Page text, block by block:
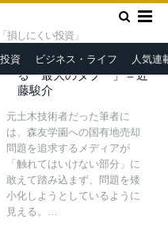
損しにくい投資」
資 ビジネス・ライフ 人気連
安倍政権の命取りに？森
友学園小学校の地下に眠
る「最大のタブー」＝近
藤駿介
元土木技術者だった筆者に
は、森友学園への国有地売却
問題を追求するメディアが
「触れてはいけない部分」に
敢えて踏み込まず、問題を矮
小化しようとしているように
見える。…